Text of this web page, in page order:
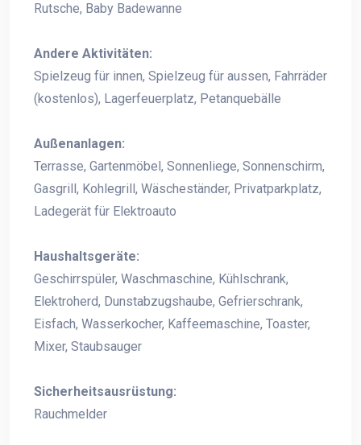
Rutsche, Baby Badewanne
Andere Aktivitäten:
Spielzeug für innen, Spielzeug für aussen, Fahrräder
(kostenlos), Lagerfeuerplatz, Petanquebälle
Außenanlagen:
Terrasse, Gartenmöbel, Sonnenliege, Sonnenschirm,
Gasgrill, Kohlegrill, Wäscheständer, Privatparkplatz,
Ladegerät für Elektroauto
Haushaltsgeräte:
Geschirrspüler, Waschmaschine, Kühlschrank,
Elektroherd, Dunstabzugshaube, Gefrierschrank,
Eisfach, Wasserkocher, Kaffeemaschine, Toaster,
Mixer, Staubsauger
Sicherheitsausrüstung:
Rauchmelder